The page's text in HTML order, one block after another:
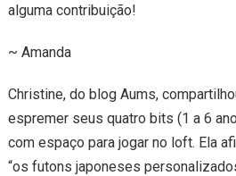
alguma contribuição!
~ Amanda
Christine, do blog Aums,
espremer seus quatro bits (1 a 6
com espaço para jogar no loft. Ela
“os futons japoneses